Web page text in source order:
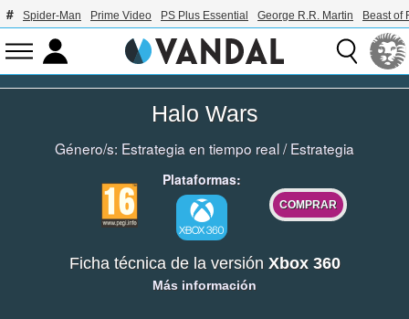
Spider-Man Prime Video PS Plus Essential George R.R. Martin Beast of
Halo Wars
Género/s: Estrategia en tiempo real/Estrategia
Plataformas:
COMPRAR
Ficha técnica de la versión Xbox 360
Más información